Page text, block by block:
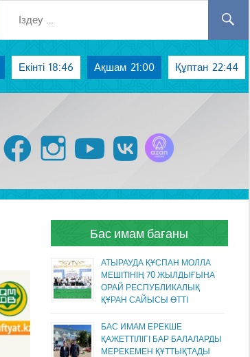
Екінті 18:46 Ақшам 21:00 Құптан 22:44
whatsapp facebook instagram youtubevk
Бас имам бағаны
АТЫРАУДА ҚҰСПАН МОЛЛА
МЕШІТІНІҢ 70 ЖЫЛДЫҒЫНА
ОРАЙ РЕСПУБЛИКАЛЫҚ
ҚҰРАН САЙЫСЫ ӨТТІ
БАС ИМАМ ЕРЕКШЕ
ҚАЖЕТТІЛІГІ БАР БАЛАЛАРДЫ
МЕРЕКЕМЕН ҚҰТТЫҚТАДЫ